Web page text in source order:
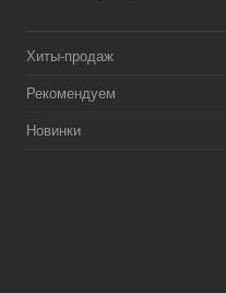
Хиты-продаж
Рекомендуем
Новинки